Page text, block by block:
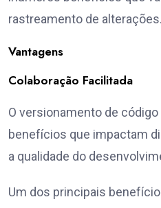
rastreamento de alterações.
Vantagens
Colaboração Facilitada
O versionamento de
benefícios que impactam
a qualidade do
Um dos principais